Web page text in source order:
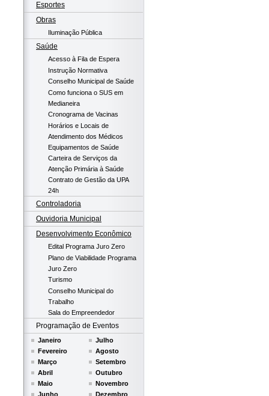
Esportes
Obras
Iluminação Pública
Saúde
Acesso à Fila de Espera
Instrução Normativa
Conselho Municipal de Saúde
Como funciona o SUS em
Medianeira
Cronograma de Vacinas
Horários e Locais de
Atendimento dos Médicos
Equipamentos de Saúde
Carteira de Serviços da
Atenção Primária à Saúde
Contrato de Gestão da UPA
24h
Controladoria
Ouvidoria Municipal
Desenvolvimento Econômico
Edital Programa Juro Zero
Plano de Viabilidade Programa
Juro Zero
Turismo
Conselho Municipal do
Trabalho
Sala do Empreendedor
Programação de Eventos
Janeiro
Fevereiro
Março
Abril
Maio
Junho
Julho
Agosto
Setembro
Outubro
Novembro
Dezembro